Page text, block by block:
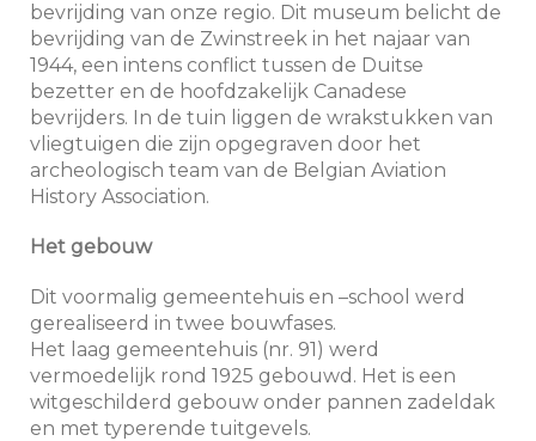
bevrijding van onze regio. Dit museum belicht de
bevrijding van de Zwinstreek in het najaar van
1944, een intens conflict tussen de Duitse
bezetter en de hoofdzakelijk Canadese
bevrijders. In de tuin liggen de wrakstukken van
vliegtuigen die zijn opgegraven door het
archeologisch team van de Belgian Aviation
History Association.
Het gebouw
Dit voormalig gemeentehuis en –school werd
gerealiseerd in twee bouwfases.
Het laag gemeentehuis (nr. 91) werd
vermoedelijk rond 1925 gebouwd. Het is een
witgeschilderd gebouw onder pannen zadeldak
en met typerende tuitgevels.